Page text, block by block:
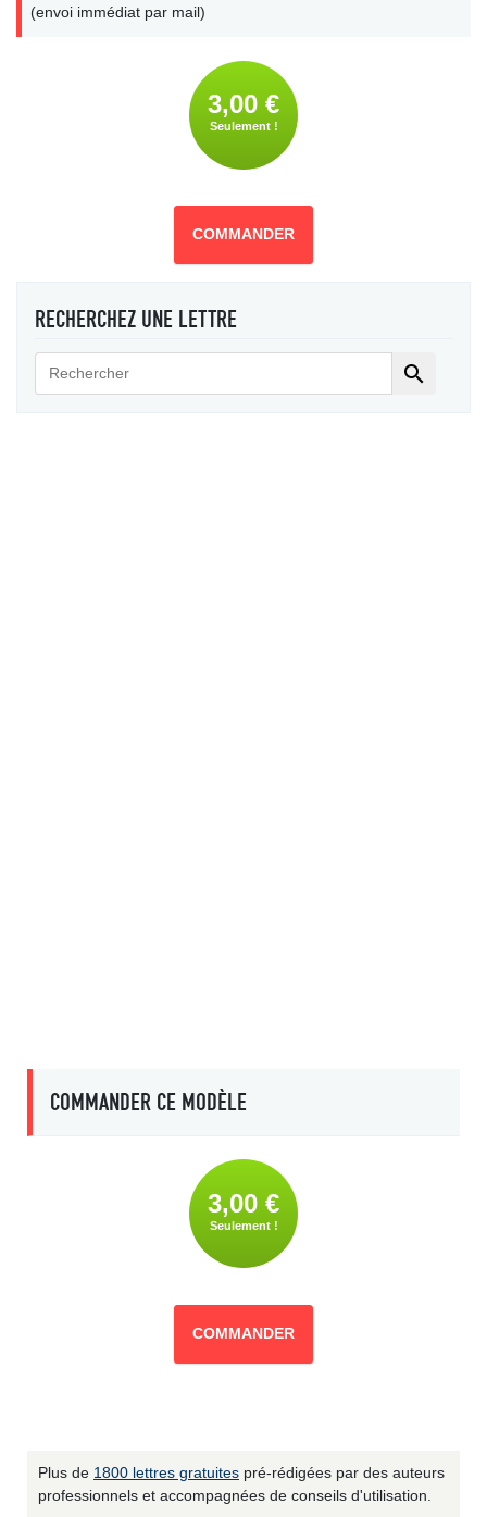
(envoi immédiat par mail)
3,00 €
Seulement !
COMMANDER
RECHERCHEZ UNE LETTRE

COMMANDER CE MODÈLE
3,00 €
Seulement !
COMMANDER
Plus de 1800 lettres gratuites pré-rédigées par des auteurs
professionnels et accompagnées de conseils d'utilisation.